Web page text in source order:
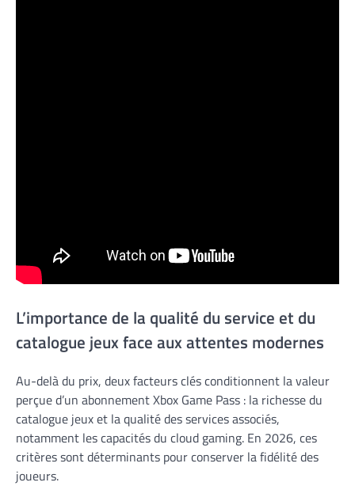
L’importance de la qualité du service et du
catalogue jeux face aux attentes modernes
Au-delà du prix, deux facteurs clés conditionnent la valeur
perçue d’un abonnement Xbox Game Pass : la richesse du
catalogue jeux et la qualité des services associés,
notamment les capacités du cloud gaming. En 2026, ces
critères sont déterminants pour conserver la fidélité des
joueurs.